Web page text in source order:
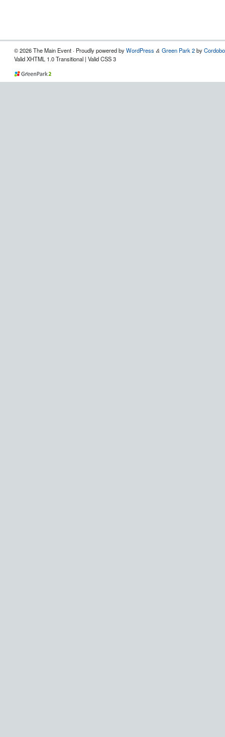
© 2026 The Main Event · Proudly powered byWordPress & Green Park 2byCordobo
Valid XHTML 1.0 Transitional | Valid CSS 3